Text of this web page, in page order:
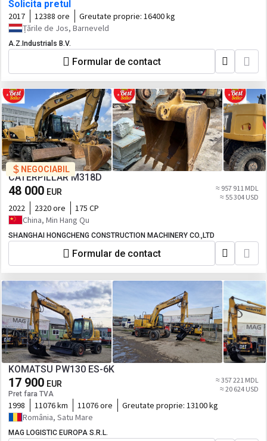
Solicita pretul
2017 12388 ore Greutate proprie: 16400 kg
Țările de Jos, Barneveld
A.Z.Industrials B.V.
Formular de contact
NEGOCIABIL
CATERPILLAR M318D
48 000 EUR
≈ 957 911 MDL
≈ 55 304 USD
2022 2320 ore
175 CP
China, Min Hang Qu
SHANGHAI HONGCHENG CONSTRUCTION MACHINERY CO.,LTD
Formular de contact
KOMATSU PW130 ES-6K
17 900 EUR
Pret fara TVA
≈ 357 221 MDL
≈ 20 624 USD
1998 11076 km 11076 ore Greutate proprie: 13100 kg
România, Satu Mare
MAG LOGISTIC EUROPA S.R.L.